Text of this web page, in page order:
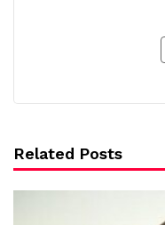
Related Posts